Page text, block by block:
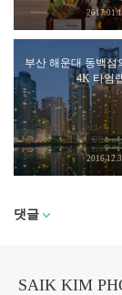
부산 해운대 동백섬
4K 타임
댓글
SAIK KIM